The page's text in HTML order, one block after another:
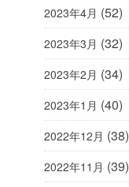
2023年4月 (52)
2023年3月 (32)
2023年2月 (34)
2023年1月 (40)
2022年12月 (38)
2022年11月 (39)